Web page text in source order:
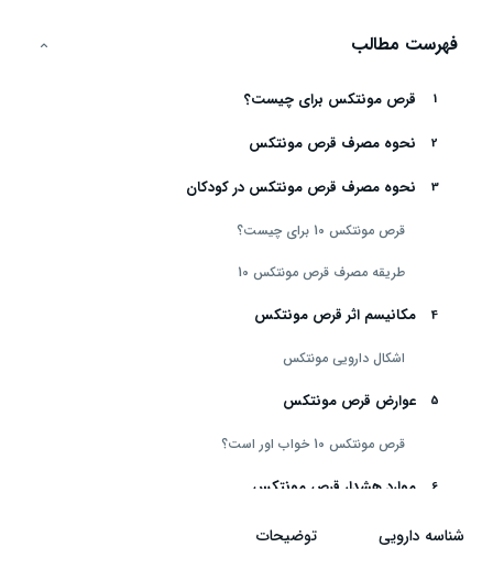
فهرست مطالب
قرص مونتکس برای چیست؟
نحوه مصرف قرص مونتکس
نحوه مصرف قرص مونتکس در کودکان
قرص مونتکس 10 برای چیست؟
طریقه مصرف قرص مونتکس 10
مکانیسم اثر قرص مونتکس
اشکال دارویی مونتکس
عوارض قرص مونتکس
قرص مونتکس 10 خواب اور است؟
موارد هشدار قرص مونتکس
موارد منع مصرف قرص مونتکسشناسه دارویی توضیحات